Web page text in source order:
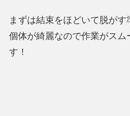
まずは結束をほどいて脱がす
個体が綺麗なので作業がスム
す！